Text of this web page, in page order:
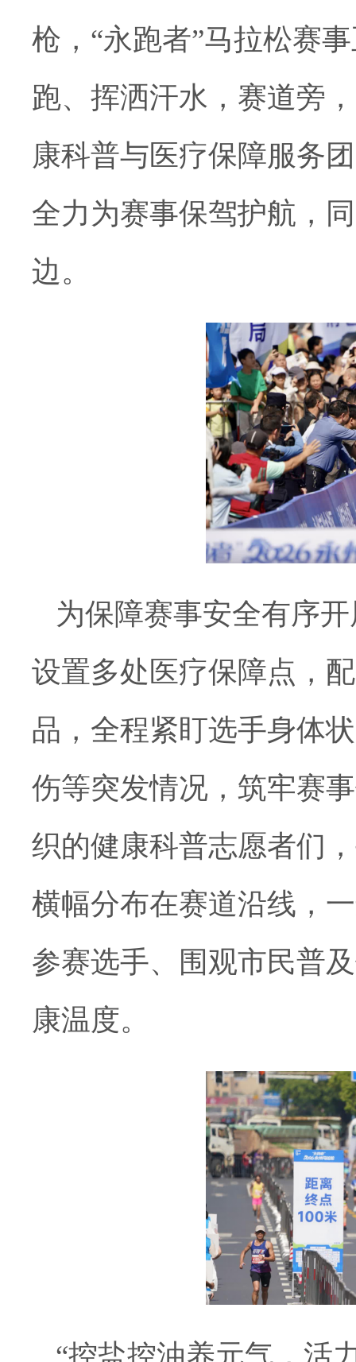
枪，“永跑者”马拉松赛
跑、挥洒汗水，赛道旁
康科普与医疗保障服务
全力为赛事保驾护航，
边。
为保障赛事安全有序
设置多处医疗保障点，
品，全程紧盯选手身体
伤等突发情况，筑牢赛
织的健康科普志愿者们
横幅分布在赛道沿线，
参赛选手、围观市民普
康温度。
“控盐控油养元气，活